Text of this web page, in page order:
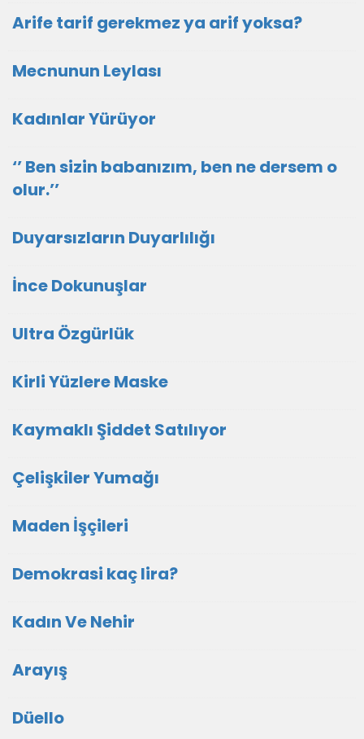
Arife tarif gerekmez ya arif yoksa?
Mecnunun Leylası
Kadınlar Yürüyor
‘’ Ben sizin babanızım, ben ne dersem o
olur.’’
Duyarsızların Duyarlılığı
İnce Dokunuşlar
Ultra Özgürlük
Kirli Yüzlere Maske
Kaymaklı Şiddet Satılıyor
Çelişkiler Yumağı
Maden İşçileri
Demokrasi kaç lira?
Kadın Ve Nehir
Arayış
Düello